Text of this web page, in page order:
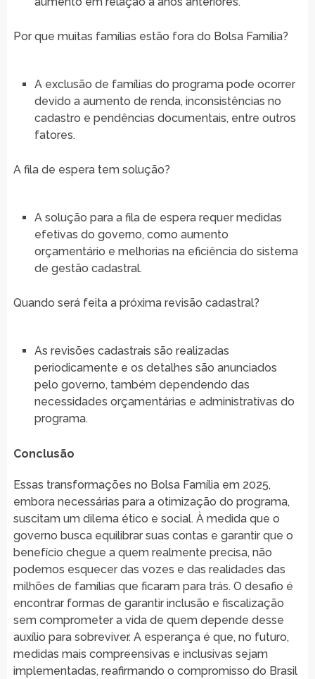
Por que muitas famílias estão fora do Bolsa Família?
A exclusão de famílias do programa pode ocorrer
devido a aumento de renda, inconsistências no
cadastro e pendências documentais, entre outros
fatores.
A fila de espera tem solução?
A solução para a fila de espera requer medidas
efetivas do governo, como aumento
orçamentário e melhorias na eficiência do sistema
de gestão cadastral.
Quando será feita a próxima revisão cadastral?
As revisões cadastrais são realizadas
periodicamente e os detalhes são anunciados
pelo governo, também dependendo das
necessidades orçamentárias e administrativas do
programa.
Conclusão
Essas transformações no Bolsa Família em 2025,
embora necessárias para a otimização do programa,
suscitam um dilema ético e social. À medida que o
governo busca equilibrar suas contas e garantir que o
benefício chegue a quem realmente precisa, não
podemos esquecer das vozes e das realidades das
milhões de famílias que ficaram para trás. O desafio é
encontrar formas de garantir inclusão e fiscalização
sem comprometer a vida de quem depende desse
auxílio para sobreviver. A esperança é que, no futuro,
medidas mais compreensivas e inclusivas sejam
implementadas, reafirmando o compromisso do Brasil